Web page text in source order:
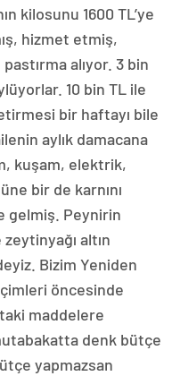
kilosunu 1600 TL’ye
hizmet etmiş,
alıyor. 3 bin
10 bin TL ile
bir haftayı bile
aylık damacana
kuşam, elektrik,
bir de karnını
gelmiş. Peynirin
altın
Bizim Yeniden
öncesinde
maddelere
denk bütçe
yapmazsan